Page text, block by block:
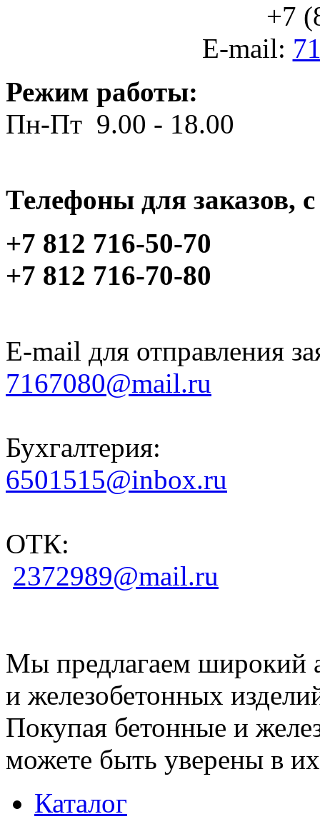
+7
E-mail:
Режим работы:
Пн-Пт 9.00 - 18.00
Телефоны для заказов,
+7 812 716-50-70
+7 812 716-70-80
E-mail для отправления
7167080@mail.ru
Бухгалтерия:
6501515@inbox.ru
ОТК:
2372989@mail.ru
Мы предлагаем широкий
и железобетонных
Покупая бетонные и
можете быть уверены в их
Каталог